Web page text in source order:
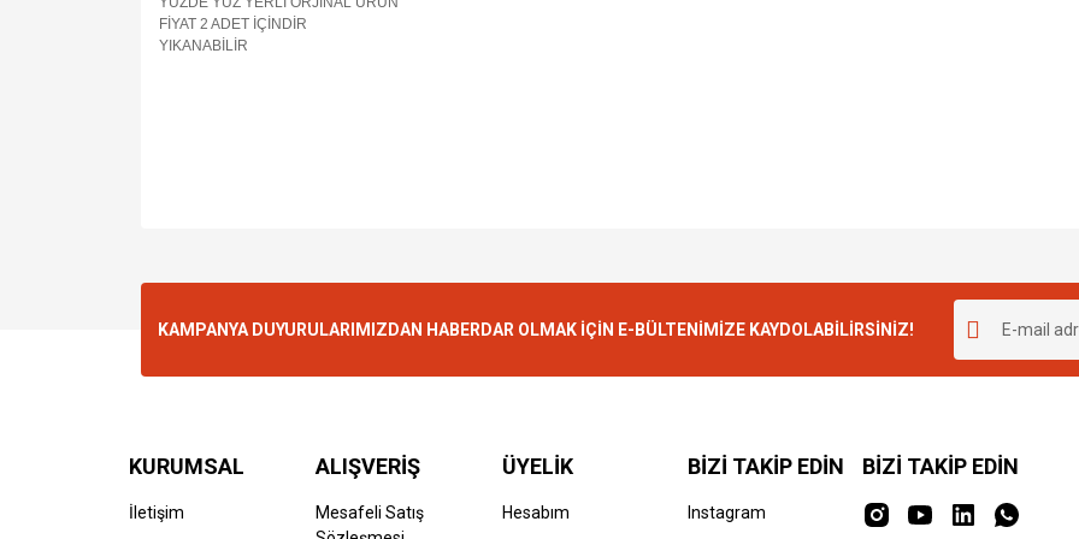
FİYAT 2 ADET İÇİNDİR
YIKANABİLİR
KAMPANYA DUYURULARIMIZDAN HABERDAR OLMAK İÇİN E-BÜLTENİMİZE KAYDOLABİLİRSİNİZ!
KURUMSAL
İletişim
ALIŞVERİŞ
Mesafeli Satış
ÜYELİK
Hesabım
BİZİ TAKİP EDİN
Instagram
BİZİ TAKİP EDİN